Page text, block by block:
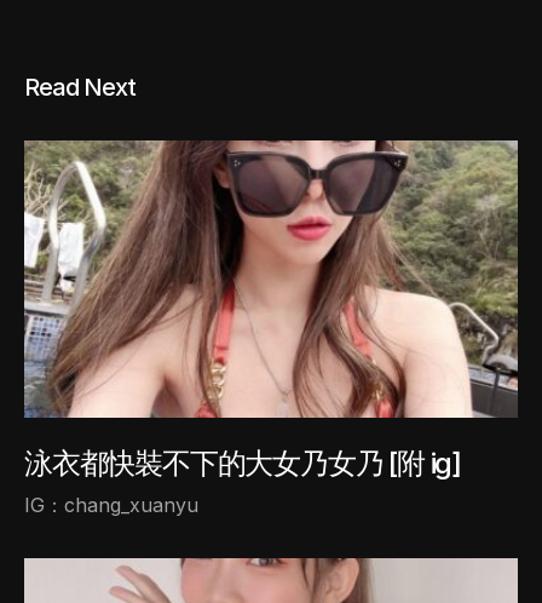
Read Next
泳衣都快裝不下的大女乃女乃 [附 ig]
IG：chang_xuanyu